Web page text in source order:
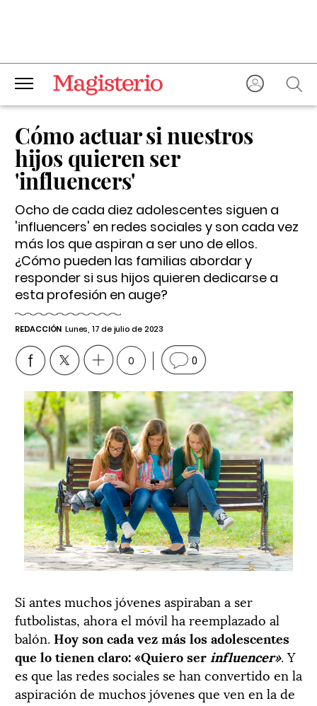
Cómo actuar si nuestros
hijos quieren ser
'influencers'
Ocho de cada diez adolescentes siguen a
'influencers' en redes sociales y son cada vez
más los que aspiran a ser uno de ellos.
¿Cómo pueden las familias abordar y
responder si sus hijos quieren dedicarse a
esta profesión en auge?
REDACCIÓN Lunes, 17 de julio de 2023
0 0
Si antes muchos jóvenes aspiraban a ser
futbolistas, ahora el móvil ha reemplazado al
balón.Hoy son cada vez más los adolescentes
que lo tienen claro:«Quiero ser influencer». Y
es que las redes sociales se han convertido en la
aspiración de muchos jóvenes que ven en la de